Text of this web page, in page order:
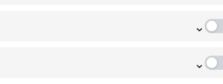
multimedia de
⌄
⌄